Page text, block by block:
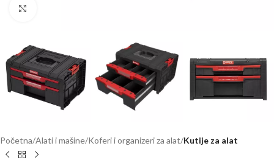
Početna Alati i mašine Koferi i organizeri za alat Kutije za alat